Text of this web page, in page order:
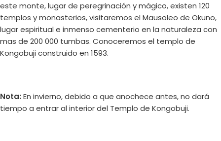
este monte, lugar de peregrinación y mágico, existen 120
templos y monasterios, visitaremos el Mausoleo de Okuno,
lugar espiritual e inmenso cementerio en la naturaleza con
mas de 200 000 tumbas. Conoceremos el templo de
Kongobuji construido en 1593.
Nota: En invierno, debido a que anochece antes, no dará
tiempo a entrar al interior del Templo de Kongobuji.